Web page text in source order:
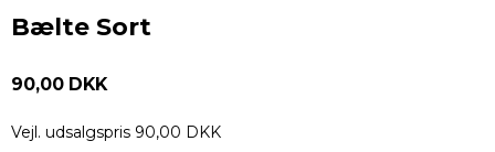
Bælte Sort
90,00 DKK
Vejl. udsalgspris 90,00 DKK